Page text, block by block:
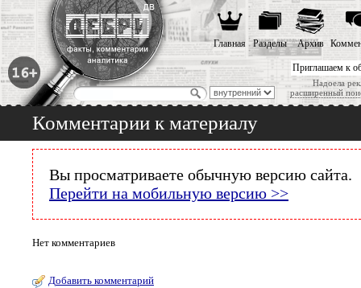
Приглашаем к
Надоела
расширенный
Главная Разделы Архив
Комментарии к материалу
Вы просматриваете обычную версию сайта.
Перейти на мобильную версию >>
Нет комментариев
Добавить комментарий